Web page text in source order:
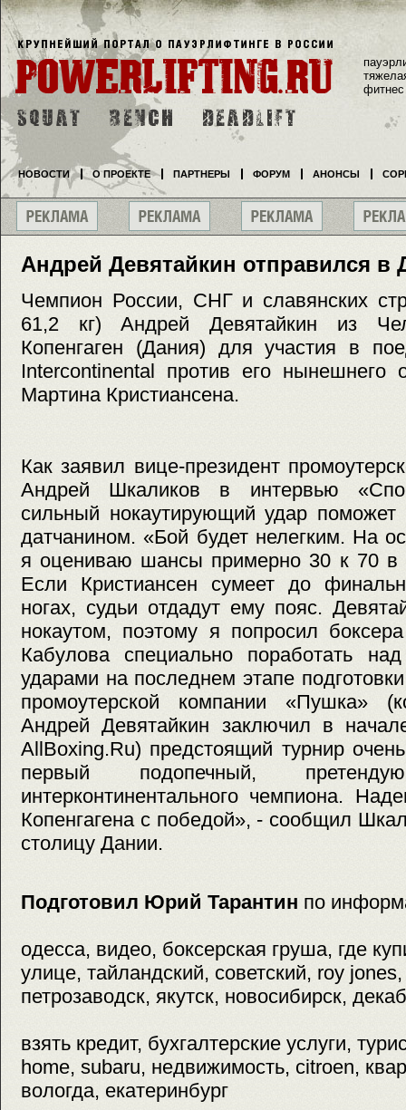
Андрей Девятайкин отправился в
Чемпион России, СНГ и славянских
61,2 кг) Андрей Девятайкин из
Копенгаген (Дания) для участия в
Intercontinental против его нынешнего
Мартина Кристиансена.
Как заявил вице-президент
Андрей Шкаликов в интервью
сильный нокаутирующий удар
датчанином. «Бой будет нелегким. На
я оцениваю шансы примерно 30 к 70 в
Если Кристиансен сумеет до
ногах, судьи отдадут ему пояс.
нокаутом, поэтому я попросил
Кабулова специально поработать
ударами на последнем этапе
промоутерской компании «Пушка»
Андрей Девятайкин заключил в
AllBoxing.Ru) предстоящий турнир
первый подопечный,
интерконтинентального чемпиона.
Копенгагена с победой», - сообщил
столицу Дании.
Подготовил Юрий Тарантин по
одесса, видео, боксерская груша, где
улице, тайландский, советский, roy
петрозаводск, якутск, новосибирск,
взять кредит, бухгалтерские услуги,
home, subaru, недвижимость, citroen,
вологда, екатеринбург
фитнес
НОВОСТИ О ПРОЕКТЕ ПАРТНЕРЫ ФОРУМ АНОНСЫ